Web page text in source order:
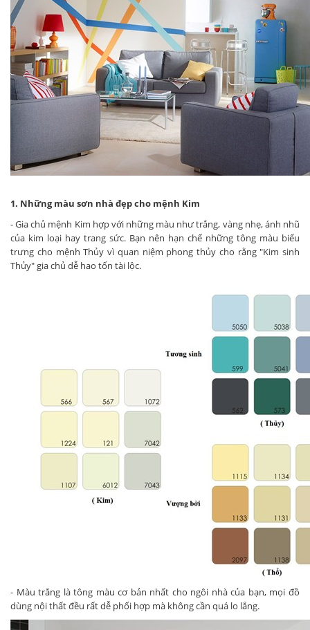
1. Những màu sơn nhà đẹp cho mệnh Kim
- Gia chủ mệnh Kim hợp với những màu như trắng, vàng nhẹ, ánh nhũ
của kim loại hay trang sức. Bạn nên hạn chế những tông màu biểu
trưng cho mệnh Thủy vì quan niệm phong thủy cho rằng "Kim sinh
Thủy" gia chủ dễ hao tốn tài lộc.
- Màu trắng là tông màu cơ bản nhất cho ngôi nhà của bạn, mọi đồ
dùng nội thất đều rất dễ phối hợp mà không cần quá lo lắng.